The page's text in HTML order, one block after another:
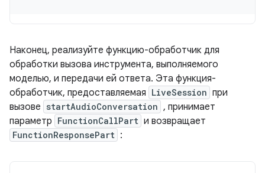
Наконец, реализуйте функцию-обработчик для
обработки вызова инструмента, выполняемого
моделью, и передачи ей ответа. Эта функция-
обработчик, предоставляемая LiveSession при
вызове startAudioConversation , принимает
параметр FunctionCallPart и возвращает
FunctionResponsePart :